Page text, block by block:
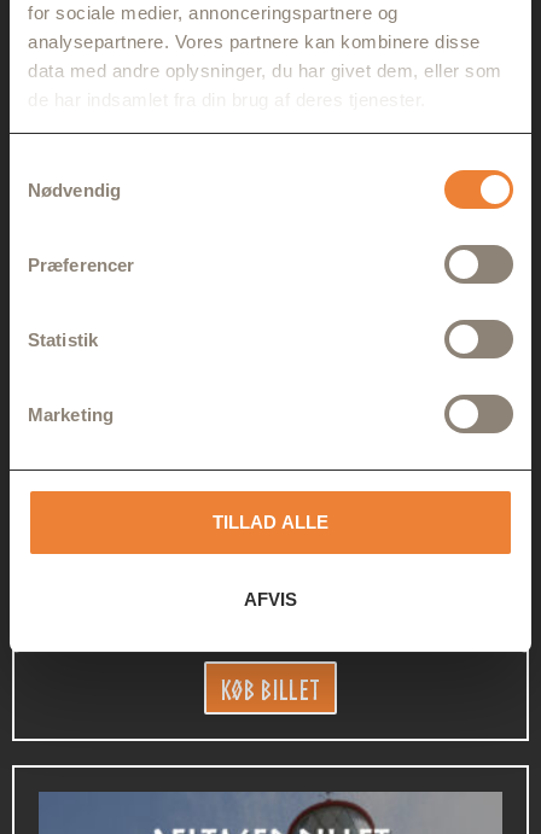
for sociale medier, annonceringspartnere og
analysepartnere. Vores partnere kan kombinere disse
data med andre oplysninger, du har givet dem, eller som
de har indsamlet fra din brug af deres tjenester.
Nødvendig
Præferencer
Statistik
Marketing
TILLAD ALLE
AFVIS
449,00kr.
Køb Billet